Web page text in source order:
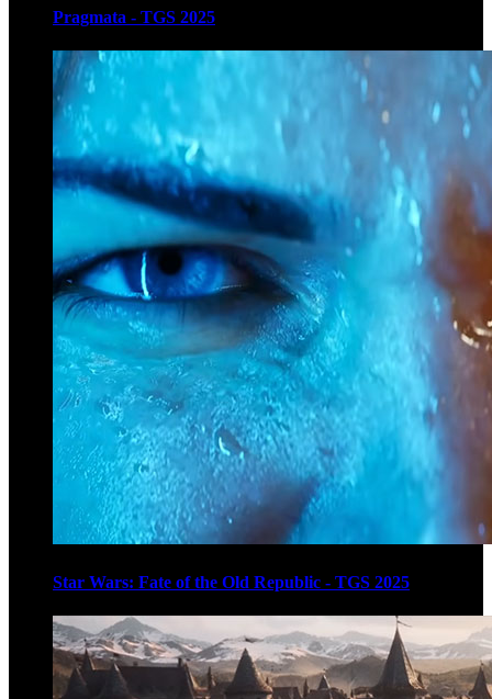
Pragmata - TGS 2025
Star Wars: Fate of the Old Republic - TGS 2025